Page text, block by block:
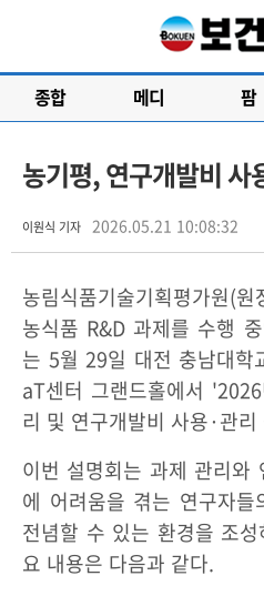
종합 메디 팜
농기평, 연구개발비 사
이원식 기자 2026.05.21 10:08:32
농림식품기술기획평가원(
농식품 R&D 과제를 수행
는 5월 29일 대전 충남대
aT센터 그랜드홀에서
리 및 연구개발비 사용·관
이번 설명회는 과제 관리와
에 어려움을 겪는 연구자
전념할 수 있는 환경을 조
요 내용은 다음과 같다.